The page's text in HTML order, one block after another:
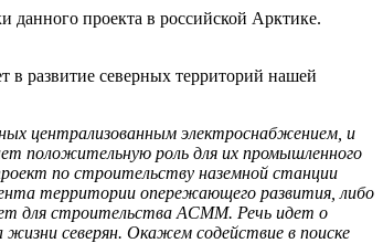
данного проекта в российской Арктике.
в развитие северных территорий нашей
централизованным электроснабжением, и
положительную роль для их промышленного
по строительству наземной станции
территории опережающего развития, либо
для строительства АСММ. Речь идет о
северян. Окажем содействие в поиске